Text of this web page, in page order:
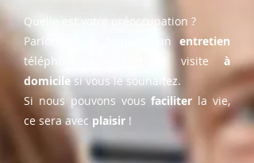
Quelle est votre préoccupation ?
Parlons-en le temps d'un entretien
téléphonique et d'une visite à
domicilesi vous le souhaitez.
Si nous pouvons vousfaciliter la vie,
ce sera avec plaisir !